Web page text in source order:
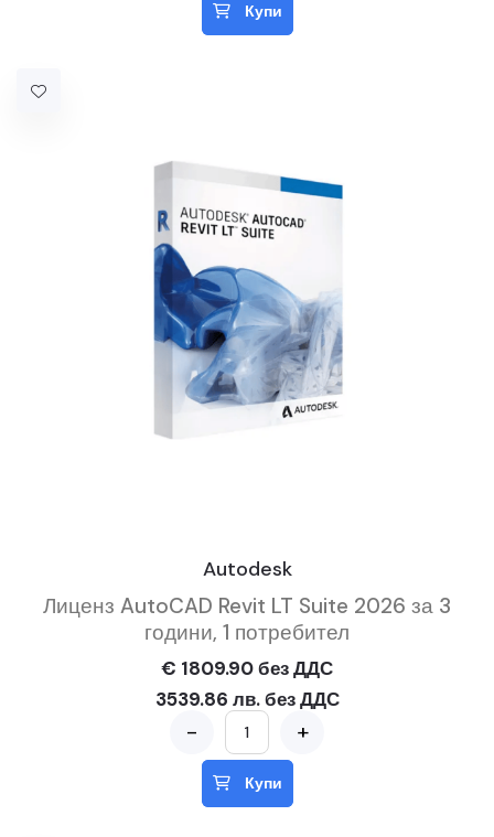
Купи
Autodesk
Лиценз AutoCAD Revit LT Suite 2026 за 3
години, 1 потребител
€ 1809.90 без ДДС
3539.86 лв. без ДДС
- +
Купи